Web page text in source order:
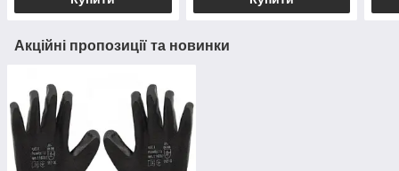
Акційні пропозиції та новинки